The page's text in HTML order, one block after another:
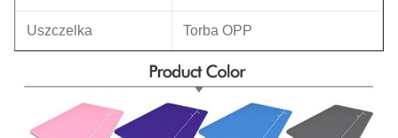
Uszczelka Torba OPP